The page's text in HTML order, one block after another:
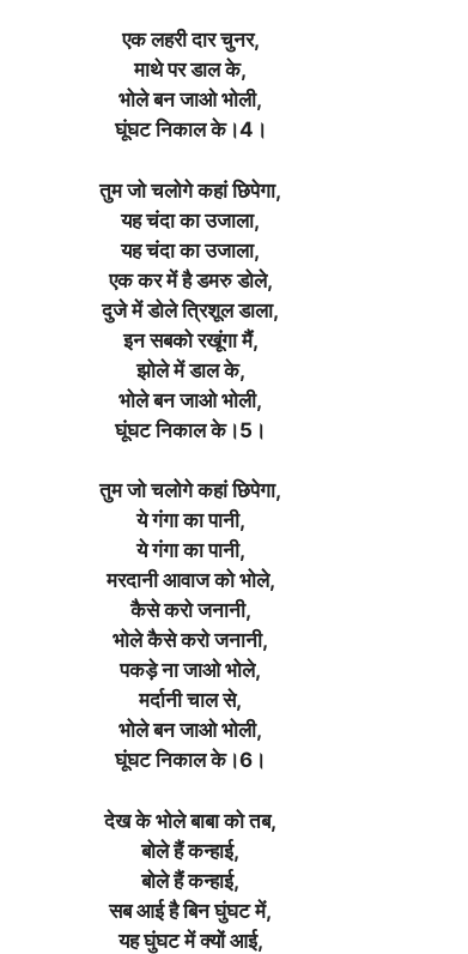
एक लहरी दार चुनर,
माथे पर डाल के,
भोले बन जाओ भोली,
घूंघट निकाल के।4।
तुम जो चलोगे कहां छिपेगा,
यह चंदा का उजाला,
यह चंदा का उजाला,
एक कर में है डमरु डोले,
दुजे में डोले त्रिशूल डाला,
इन सबको रखूंगा मैं,
झोले में डाल के,
भोले बन जाओ भोली,
घूंघट निकाल के।5।
तुम जो चलोगे कहां छिपेगा,
ये गंगा का पानी,
ये गंगा का पानी,
मरदानी आवाज को भोले,
कैसे करो जनानी,
भोले कैसे करो जनानी,
पकड़े ना जाओ भोले,
मर्दानी चाल से,
भोले बन जाओ भोली,
घूंघट निकाल के।6।
देख के भोले बाबा को तब,
बोले हैं कन्हाई,
बोले हैं कन्हाई,
सब आई है बिन घुंघट में,
यह घुंघट में क्यों आई,